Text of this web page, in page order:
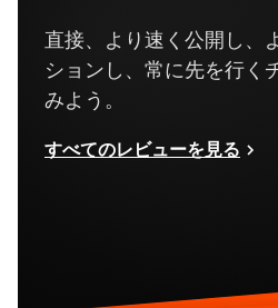
ションし、常に先を行く
みよう。